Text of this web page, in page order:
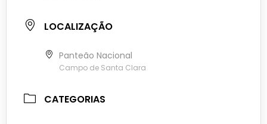
LOCALIZAÇÃO
Panteão Nacional
Campo de Santa Clara
CATEGORIAS